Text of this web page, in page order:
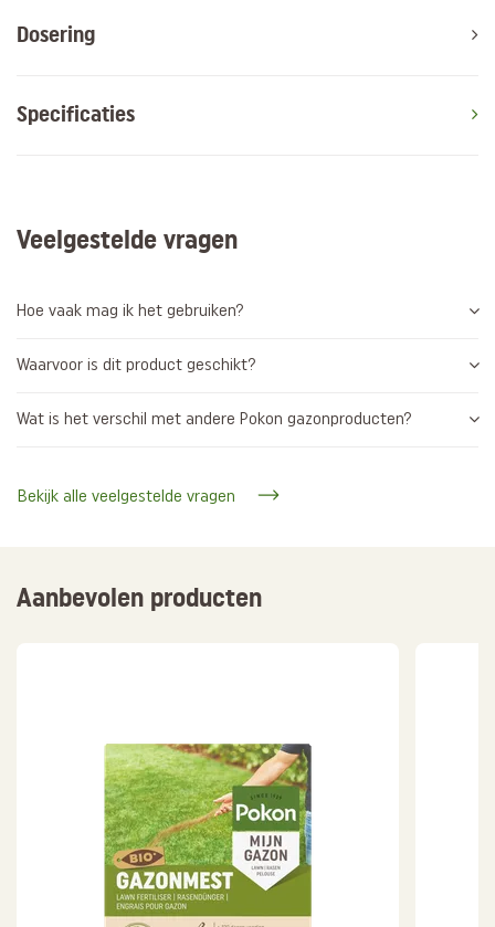
Dosering
Specificaties
Veelgestelde vragen
Hoe vaak mag ik het gebruiken?
Waarvoor is dit product geschikt?
Wat is het verschil met andere Pokon gazonproducten?
Bekijk alle veelgestelde vragen
Aanbevolen producten